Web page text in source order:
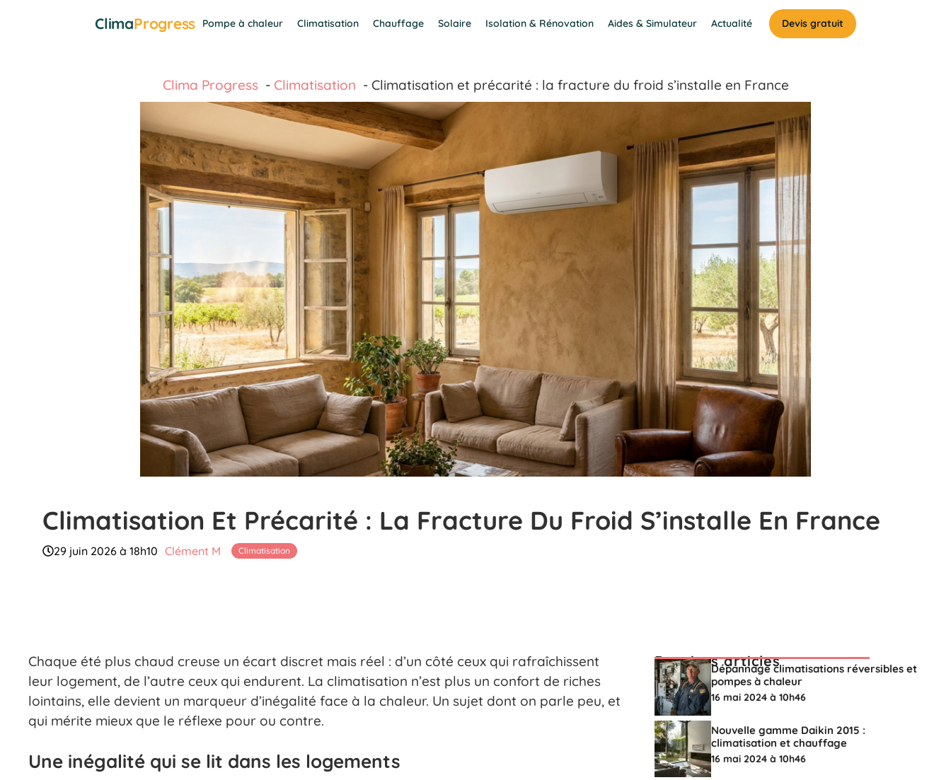
ClimaProgress Pompe à chaleur Climatisation Chauffage Solaire Isolation & Rénovation Aides & Simulateur Actualité Devis gratuit
Clima Progress Climatisation Climatisation et précarité : la fracture du froid s’installe en France
Climatisation Et Précarité : La Fracture Du Froid S’installe En France
29 juin 2026 à 18h10 Clément M Climatisation
Chaque été plus chaud creuse un écart discret mais réel : d’un côté ceux qui rafraîchissent
leur logement, de l’autre ceux qui endurent. La climatisation n’est plus un confort de riches
lointains, elle devient un marqueur d’inégalité face à la chaleur. Un sujet dont on parle peu, et
qui mérite mieux que le réflexe pour ou contre.
Une inégalité qui se lit dans les logements
Derniers articles
Dépannage climatisations réversibles et
pompes à chaleur
16 mai 2024 à 10h46
Nouvelle gamme Daikin 2015 :
climatisation et chauffage
16 mai 2024 à 10h46